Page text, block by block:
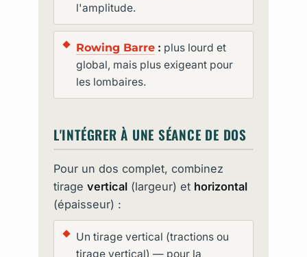
l'amplitude.
Rowing Barre: plus lourd et
global, mais plus exigeant pour
les lombaires.
L'INTÉGRER À UNE SÉANCE DE DOS
Pour un dos complet, combinez
tirage vertical(largeur) et horizontal
(épaisseur) :
Un tirage vertical (tractions ou
tirage vertical) — pour la